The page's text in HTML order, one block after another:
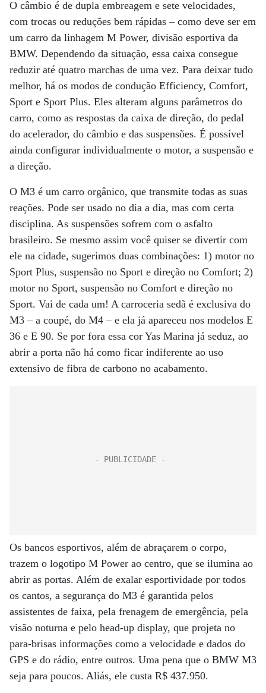
O câmbio é de dupla embreagem e sete velocidades,
com trocas ou reduções bem rápidas – como deve ser em
um carro da linhagem M Power, divisão esportiva da
BMW. Dependendo da situação, essa caixa consegue
reduzir até quatro marchas de uma vez. Para deixar tudo
melhor, há os modos de condução Efficiency, Comfort,
Sport e Sport Plus. Eles alteram alguns parâmetros do
carro, como as respostas da caixa de direção, do pedal
do acelerador, do câmbio e das suspensões. É possível
ainda configurar individualmente o motor, a suspensão e
a direção.
O M3 é um carro orgânico, que transmite todas as suas
reações. Pode ser usado no dia a dia, mas com certa
disciplina. As suspensões sofrem com o asfalto
brasileiro. Se mesmo assim você quiser se divertir com
ele na cidade, sugerimos duas combinações: 1) motor no
Sport Plus, suspensão no Sport e direção no Comfort; 2)
motor no Sport, suspensão no Comfort e direção no
Sport. Vai de cada um! A carroceria sedã é exclusiva do
M3 – a coupé, do M4 – e ela já apareceu nos modelos E
36 e E 90. Se por fora essa cor Yas Marina já seduz, ao
abrir a porta não há como ficar indiferente ao uso
extensivo de fibra de carbono no acabamento.
Os bancos esportivos, além de abraçarem o corpo,
trazem o logotipo M Power ao centro, que se ilumina ao
abrir as portas. Além de exalar esportividade por todos
os cantos, a segurança do M3 é garantida pelos
assistentes de faixa, pela frenagem de emergência, pela
visão noturna e pelo head-up display, que projeta no
para-brisas informações como a velocidade e dados do
GPS e do rádio, entre outros. Uma pena que o BMW M3
seja para poucos. Aliás, ele custa R$ 437.950.